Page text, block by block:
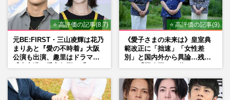
⭐ 高評価の記事(8.7)
元BE:FIRST・三山凌輝は花乃
まりあと『愛の不時着』大阪
公演も出演、趣里はドラマ
⭐ 高評価の記事(9)
《愛子さまの未来は》皇室典
範改正に「拙速」「女性差
別」と国内外から異論…残さ